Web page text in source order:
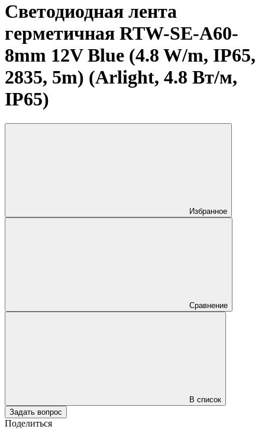
Светодиодная лента
герметичная RTW-SE-A60-
8mm 12V Blue (4.8 W/m, IP65,
2835, 5m) (Arlight, 4.8 Вт/м,
IP65)
Избранное
Сравнение
В список
Задать вопрос
Поделиться